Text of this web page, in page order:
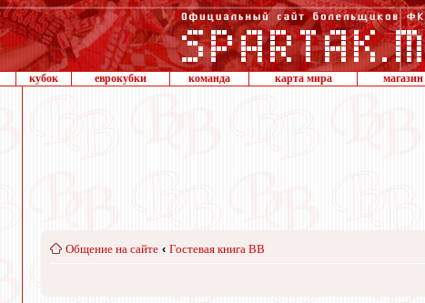
кубок еврокубки команда карта мира
Общение на сайте ‹ Гостевая книга ВВ